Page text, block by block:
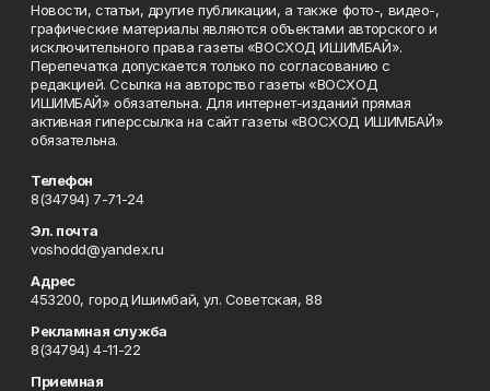
Новости, статьи, другие публикации, а также фото-, видео-,
графические материалы являются объектами авторского и
исключительного права газеты «ВОСХОД ИШИМБАЙ».
Перепечатка допускается только по согласованию с
редакцией. Ссылка на авторство газеты «ВОСХОД
ИШИМБАЙ» обязательна. Для интернет-изданий прямая
активная гиперссылка на сайт газеты «ВОСХОД ИШИМБАЙ»
обязательна.
Телефон
8(34794) 7-71-24
Эл. почта
voshodd@yandex.ru
Адрес
453200, город Ишимбай, ул. Советская, 88
Рекламная служба
8(34794) 4-11-22
Приемная